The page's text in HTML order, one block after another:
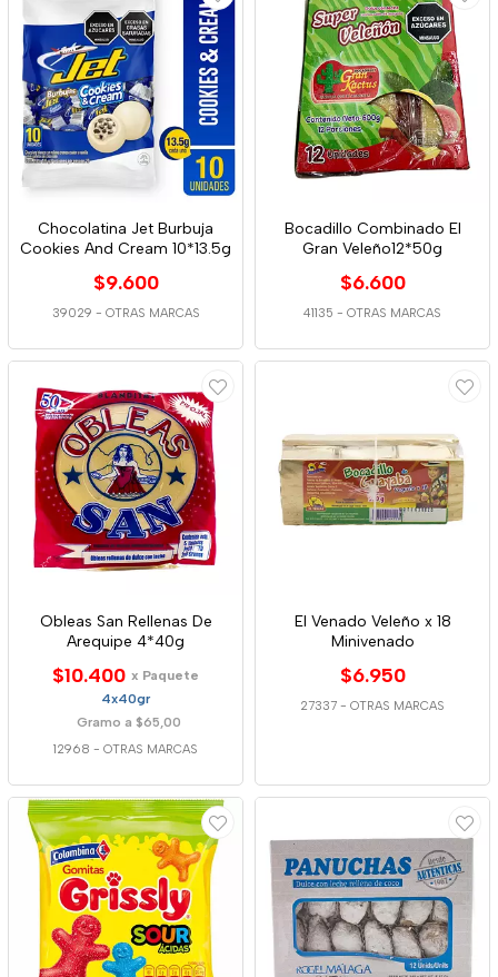
Chocolatina Jet Burbuja
Cookies And Cream 10*13.5g
$9.600
39029 - OTRAS MARCAS
Bocadillo Combinado El
Gran Veleño12*50g
$6.600
41135 - OTRAS MARCAS
Obleas San Rellenas De
Arequipe 4*40g
$10.400 x Paquete
4x40gr
Gramo a $65,00
12968 - OTRAS MARCAS
El Venado Veleño x 18
Minivenado
$6.950
27337 - OTRAS MARCAS